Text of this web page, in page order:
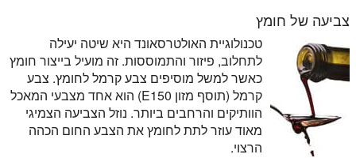
צביעה של חומץ
טכנולוגיית האולטרסאונד היא שיטה יעילה
לתחלוב, פיזור והתמוססות. זה מועיל בייצור חומץ
כאשר למשל מוסיפים צבע קרמל לחומץ. צבע
קרמל (תוסף מזון E150) הוא אחד מצבעי המאכל
הוותיקים והרחבים ביותר. נוזל הצביעה הצמיגי
מאוד עוזר לתת לחומץ את הצבע החום הכהה
הרצוי.